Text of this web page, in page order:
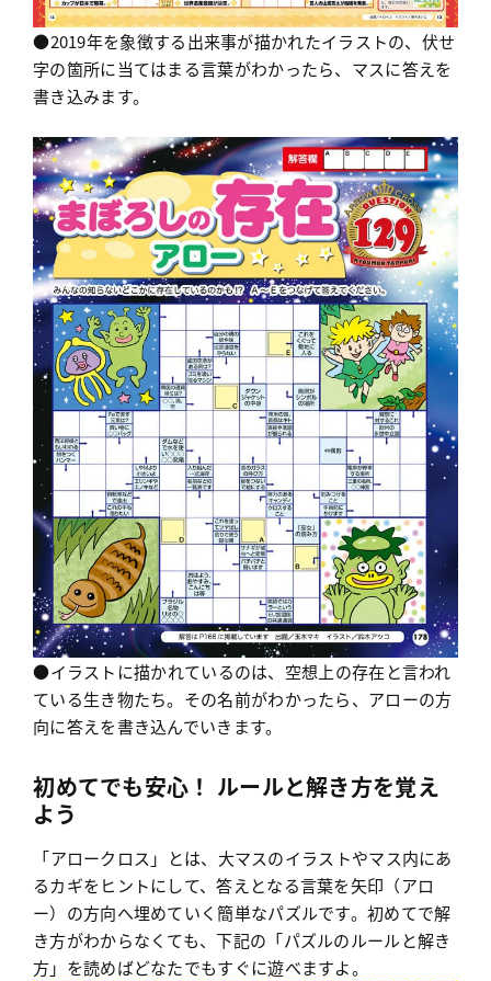
●2019年を象徴する出来事が描かれたイラストの、伏せ
字の箇所に当てはまる言葉がわかったら、マスに答えを
書き込みます。
●イラストに描かれているのは、空想上の存在と言われ
ている生き物たち。その名前がわかったら、アローの方
向に答えを書き込んでいきます。
初めてでも安心！ ルールと解き方を覚え
よう
「アロークロス」とは、大マスのイラストやマス内にあ
るカギをヒントにして、答えとなる言葉を矢印（アロ
ー）の方向へ埋めていく簡単なパズルです。初めてで解
き方がわからなくても、下記の「パズルのルールと解き
方」を読めばどなたでもすぐに遊べますよ。